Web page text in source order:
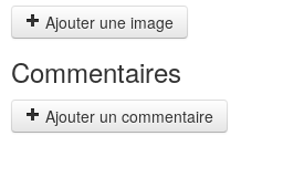
Ajouter une image
Commentaires
Ajouter un commentaire